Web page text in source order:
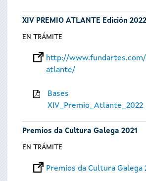
XIV PREMIO ATLANTE Edición 2022
EN TRÁMITE
http://
atlante/
Bases
XIV_Premio_Atlante_2022
Premios da Cultura Galega 2021
EN TRÁMITE
Premios da Cultura Galega